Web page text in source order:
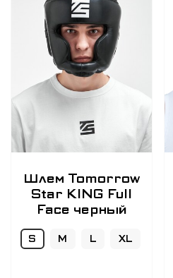
Шлем Tomorrow
Star KING Full
Face черный
S M L XL